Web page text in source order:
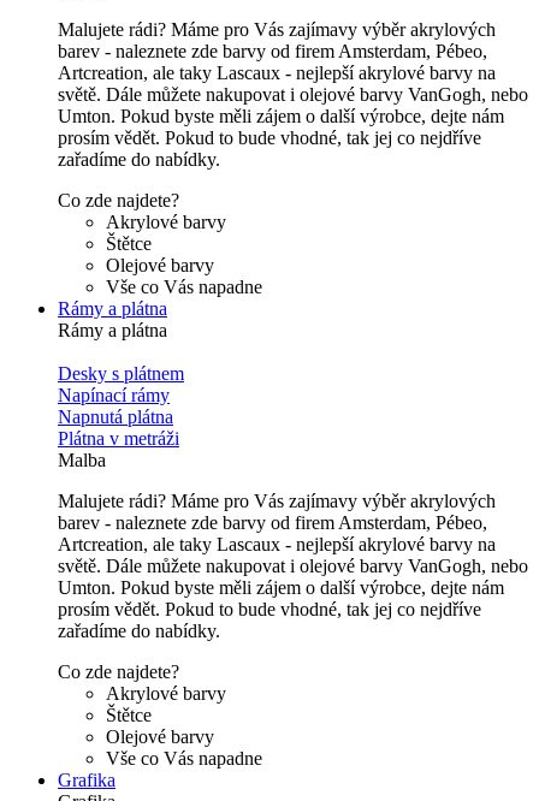
Malujete rádi? Máme pro Vás zajímavy výběr akrylových
barev - naleznete zde barvy od firem Amsterdam, Pébeo,
Artcreation, ale taky Lascaux - nejlepší akrylové barvy na
světě. Dále můžete nakupovat i olejové barvy VanGogh, nebo
Umton. Pokud byste měli zájem o další výrobce, dejte nám
prosím vědět. Pokud to bude vhodné, tak jej co nejdříve
zařadíme do nabídky.
Co zde najdete?
Akrylové barvy
Štětce
Olejové barvy
Vše co Vás napadne
Rámy a plátna
Rámy a plátna
Desky s plátnem
Napínací rámy
Napnutá plátna
Plátna v metráži
Malba
Malujete rádi? Máme pro Vás zajímavy výběr akrylových
barev - naleznete zde barvy od firem Amsterdam, Pébeo,
Artcreation, ale taky Lascaux - nejlepší akrylové barvy na
světě. Dále můžete nakupovat i olejové barvy VanGogh, nebo
Umton. Pokud byste měli zájem o další výrobce, dejte nám
prosím vědět. Pokud to bude vhodné, tak jej co nejdříve
zařadíme do nabídky.
Co zde najdete?
Akrylové barvy
Štětce
Olejové barvy
Vše co Vás napadne
Grafika